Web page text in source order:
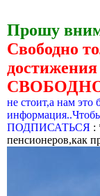
Прошу
Свободно
не стоит,а нам
ПОДПИСАТЬСЯ :
пенсионеров,как